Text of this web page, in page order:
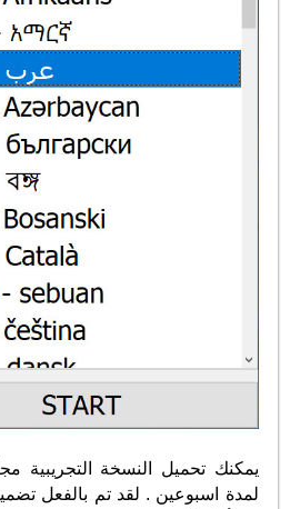
يمكنك تحميل النسخة التجريبية
لمدة اسبوعين . لقد تم بالفعل